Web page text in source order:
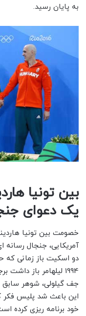
به پایان رسید.
بین تونیا
یک دعوای
خصومت بین تونیا
آمریکایی، جنجال رسانه
دو اسکیت باز زمانی که
1994 لیلهامر باز
جف گیلولی، شوهر سابق
این باعث شد پلیس فکر
خود برنامه ریزی کرده